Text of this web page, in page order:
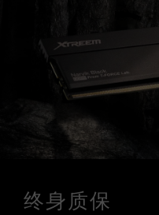
终身质保